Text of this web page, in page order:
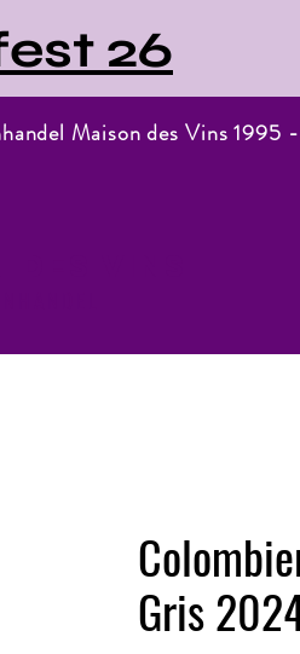
26
Maison des Vins 1995
Gris